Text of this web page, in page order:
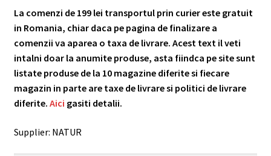
La comenzi de 199 lei transportul prin curier este gratuit
in Romania, chiar daca pe pagina de finalizare a
comenzii va aparea o taxa de livrare. Acest text il veti
intalni doar la anumite produse, asta fiindca pe site sunt
listate produse de la 10 magazine diferite si fiecare
magazin in parte are taxe de livrare si politici de livrare
diferite. Aici gasiti detalii.
Supplier: NATUR